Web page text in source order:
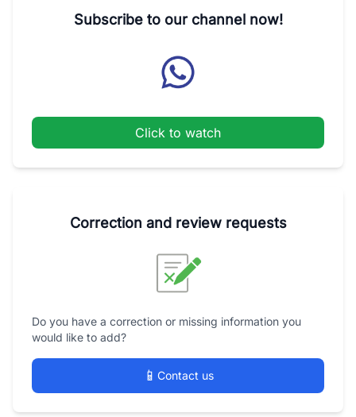
Subscribe to our channel now!
Click to watch
Correction and review requests
Do you have a correction or missing information you
would like to add?
📱 Contact us